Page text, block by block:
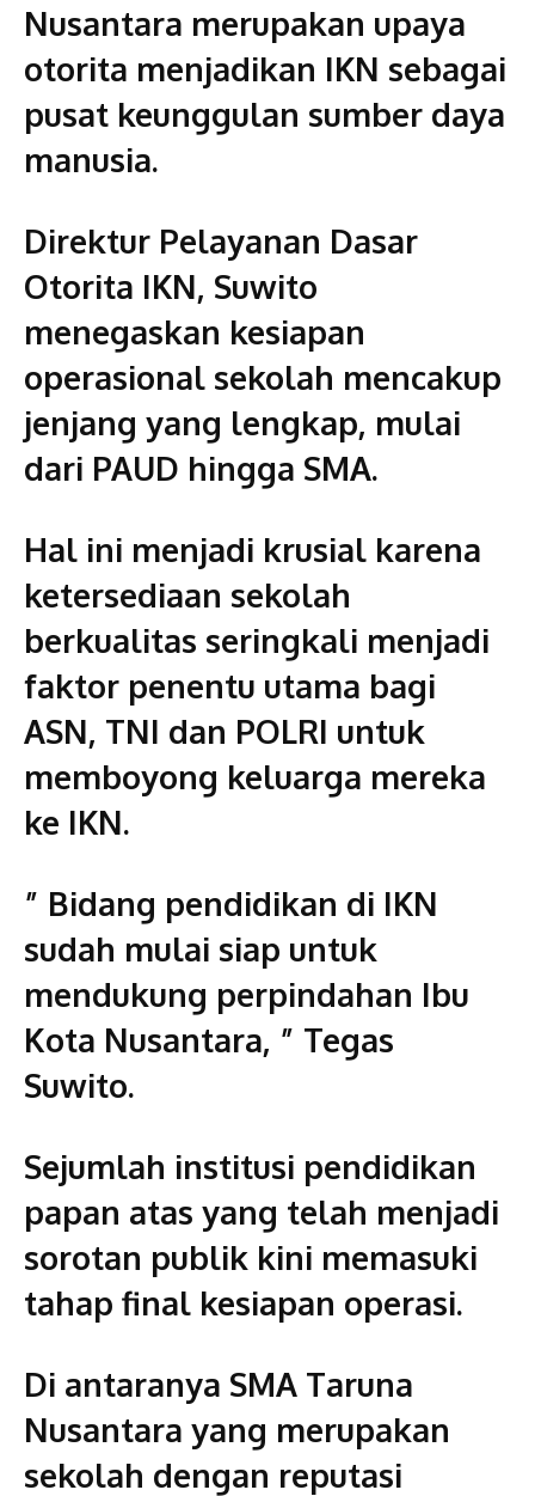
Nusantara merupakan upaya
otorita menjadikan IKN sebagai
pusat keunggulan sumber daya
manusia.
Direktur Pelayanan Dasar
Otorita IKN, Suwito
menegaskan kesiapan
operasional sekolah mencakup
jenjang yang lengkap, mulai
dari PAUD hingga SMA.
Hal ini menjadi krusial karena
ketersediaan sekolah
berkualitas seringkali menjadi
faktor penentu utama bagi
ASN, TNI dan POLRI untuk
memboyong keluarga mereka
ke IKN.
” Bidang pendidikan di IKN
sudah mulai siap untuk
mendukung perpindahan Ibu
Kota Nusantara, ” Tegas
Suwito.
Sejumlah institusi pendidikan
papan atas yang telah menjadi
sorotan publik kini memasuki
tahap final kesiapan operasi.
Di antaranya SMA Taruna
Nusantara yang merupakan
sekolah dengan reputasi